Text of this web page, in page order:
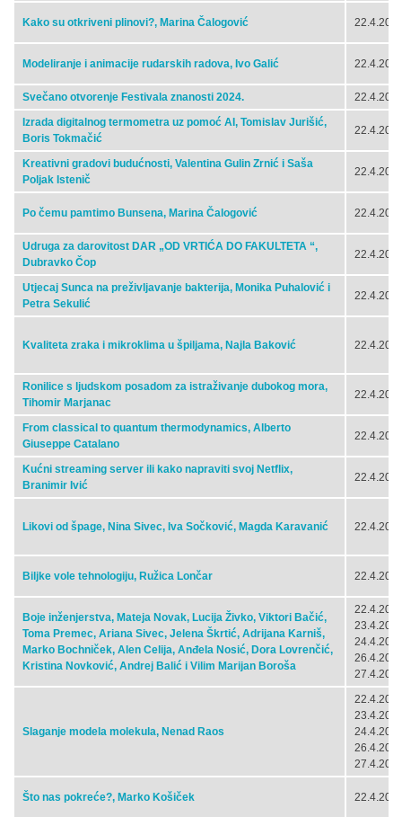
Kako su otkriveni plinovi?, Marina Čalogović
Modeliranje i animacije rudarskih radova, Ivo Galić
Svečano otvorenje Festivala znanosti 2024.
Izrada digitalnog termometra uz pomoć AI, Tomislav Jurišić,
Boris Tokmačić
Kreativni gradovi budućnosti, Valentina Gulin Zrnić i Saša
Poljak Istenič
Po čemu pamtimo Bunsena, Marina Čalogović
Udruga za darovitost DAR „OD VRTIĆA DO FAKULTETA “,
Dubravko Čop
Utjecaj Sunca na preživljavanje bakterija, Monika Puhalović i
Petra Sekulić
Kvaliteta zraka i mikroklima u špiljama, Najla Baković
Ronilice s ljudskom posadom za istraživanje dubokog mora,
Tihomir Marjanac
From classical to quantum thermodynamics, Alberto
Giuseppe Catalano
Kućni streaming server ili kako napraviti svoj Netflix,
Branimir Ivić
Likovi od špage, Nina Sivec, Iva Sočković, Magda Karavanić
Biljke vole tehnologiju, Ružica Lončar
Boje inženjerstva, Mateja Novak, Lucija Živko, Viktori Bačić,
Toma Premec, Ariana Sivec, Jelena Škrtić, Adrijana Karniš,
Marko Bochniček, Alen Celija, Anđela Nosić, Dora Lovrenčić,
Kristina Novković, Andrej Balić i Vilim Marijan Boroša
Slaganje modela molekula, Nenad Raos
Što nas pokreće?, Marko Košiček